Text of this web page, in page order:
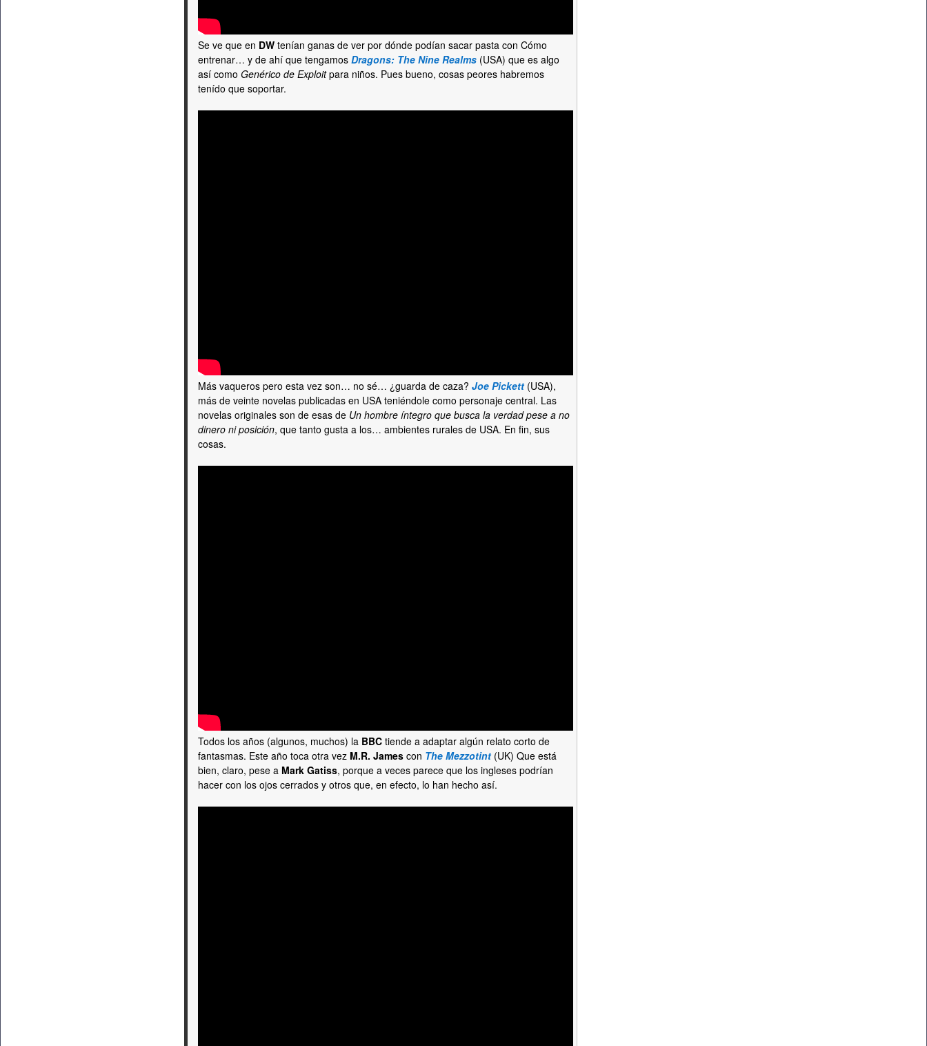
Se ve que en DW tenían ganas de ver por dónde podían sacar pasta con Cómo
entrenar… y de ahí que tengamos Dragons: The Nine Realms (USA) que es algo
así como Genérico de Exploitpara niños. Pues bueno, cosas peores habremos
tenído que soportar.
Más vaqueros pero esta vez son… no sé… ¿guarda de caza? Joe Pickett (USA),
más de veinte novelas publicadas en USA teniéndole como personaje central. Las
novelas originales son de esas de Un hombre íntegro que busca la verdad pese a no
dinero ni posición, que tanto gusta a los… ambientes rurales de USA. En fin, sus
cosas.
Todos los años (algunos, muchos) la BBC tiende a adaptar algún relato corto de
fantasmas. Este año toca otra vez M.R. James con The Mezzotint (UK) Que está
bien, claro, pese a Mark Gatiss, porque a veces parece que los ingleses podrían
hacer con los ojos cerrados y otros que, en efecto, lo han hecho así.